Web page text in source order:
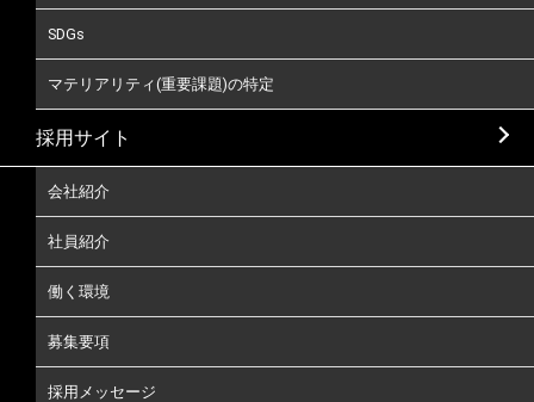
SDGs
マテリアリティ(重要課題)の特定
採用サイト
会社紹介
社員紹介
働く環境
募集要項
採用メッセージ